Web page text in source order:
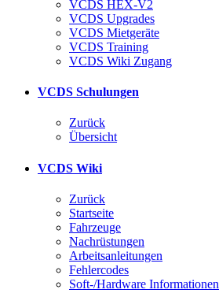
VCDS HEX-V2
VCDS Upgrades
VCDS Mietgeräte
VCDS Training
VCDS Wiki Zugang
VCDS Schulungen
Zurück
Übersicht
VCDS Wiki
Zurück
Startseite
Fahrzeuge
Nachrüstungen
Arbeitsanleitungen
Fehlercodes
Soft-/Hardware Informationen